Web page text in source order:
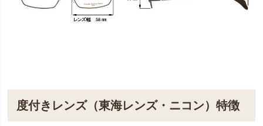
度付きレンズ（東海レンズ・ニコン）特徴